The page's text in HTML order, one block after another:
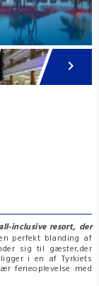
inclusive resort, der
perfekt blanding af
sig til gæster,der
i en af Tyrkiets
ferieoplevelse med